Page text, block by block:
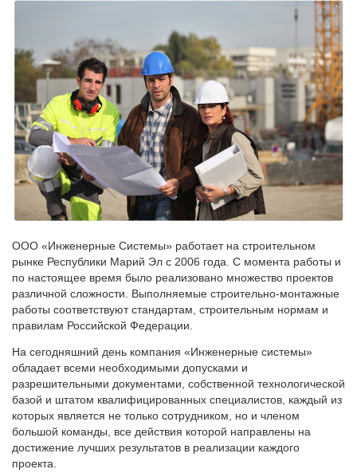
ООО «Инженерные Системы» работает на строительном
рынке Республики Марий Эл с 2006 года. С момента работы и
по настоящее время было реализовано множество проектов
различной сложности. Выполняемые строительно-монтажные
работы соответствуют стандартам, строительным нормам и
правилам Российской Федерации.
На сегодняшний день компания «Инженерные системы»
обладает всеми необходимыми допусками и
разрешительными документами, собственной технологической
базой и штатом квалифицированных специалистов, каждый из
которых является не только сотрудником, но и членом
большой команды, все действия которой направлены на
достижение лучших результатов в реализации каждого
проекта.